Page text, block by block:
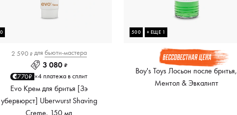
2 590 ₽ для бьюти-мастера
3 080 ₽
770₽ ×4 платежа в сплит
Evo Крем для бритья [Зэ
убервюрст] Uberwurst Shaving
Creme, 150 мл
500 + ЕЩЕ 1
Boy's Toys Лосьон после бритья,
Ментол & Эвкалипт